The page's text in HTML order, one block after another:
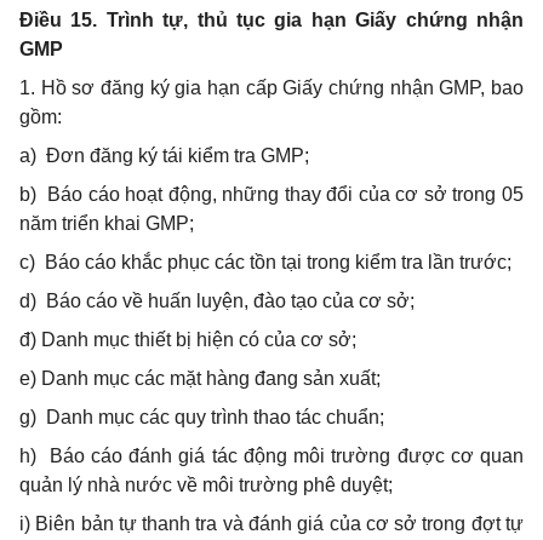
Điều 15. Trình tự, thủ tục gia hạn Giấy chứng nhận
GMP
1. Hồ sơ đăng ký gia hạn cấp Giấy chứng nhận GMP, bao
gồm:
a) Đơn đăng ký tái kiểm tra GMP;
b) Báo cáo hoạt động, những thay đổi của cơ sở trong 05
năm triển khai GMP;
c) Báo cáo khắc phục các tồn tại trong kiểm tra lần trước;
d) Báo cáo về huấn luyện, đào tạo của cơ sở;
đ) Danh mục thiết bị hiện có của cơ sở;
e) Danh mục các mặt hàng đang sản xuất;
g) Danh mục các quy trình thao tác chuẩn;
h) Báo cáo đánh giá tác động môi trường được cơ quan
quản lý nhà nước về môi trường phê duyệt;
i) Biên bản tự thanh tra và đánh giá của cơ sở trong đợt tự